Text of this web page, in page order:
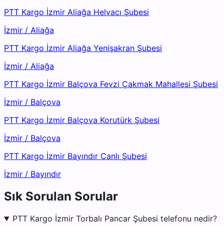
PTT Kargo İzmir Aliağa Helvacı Şubesi
İzmir / Aliağa
PTT Kargo İzmir Aliağa Yenişakran Şubesi
İzmir / Aliağa
PTT Kargo İzmir Balçova Fevzi Çakmak Mahallesi Şubesi
İzmir / Balçova
PTT Kargo İzmir Balçova Korutürk Şubesi
İzmir / Balçova
PTT Kargo İzmir Bayındır Canlı Şubesi
İzmir / Bayındır
Sık Sorulan Sorular
PTT Kargo İzmir Torbalı Pancar Şubesi telefonu nedir?